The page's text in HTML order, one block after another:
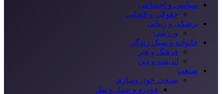
سیاسی و اجتماعی
حقوقی و قضایی
پزشکی و زیبایی
ورزشی
خانواده و سبک زندگی
فرهنگ و هنر
اندیشه و دین
صنعت
صنعت خودروسازی
خودرو و حمل و نقل